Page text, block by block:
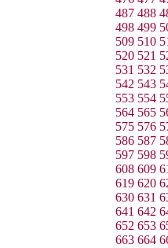
487 488
498 499
509 510
520 521
531 532
542 543
553 554
564 565
575 576
586 587
597 598
608 609
619 620
630 631
641 642
652 653
663 664